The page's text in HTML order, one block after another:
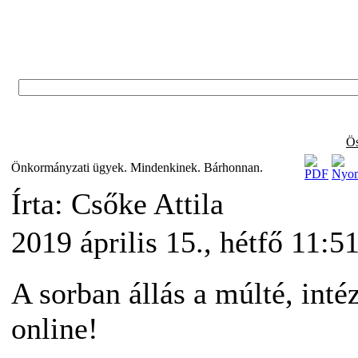
Önkormányzati ügyek. Mindenkinek. Bárhonnan.
Írta: Csőke Attila
2019 április 15., hétfő
A sorban állás a múlté,
online!